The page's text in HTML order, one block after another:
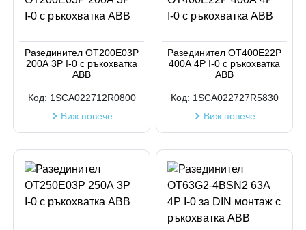
Разединител OT200E03P
200А 3P I-0 с ръкохватка
ABB
Код: 1SCA022712R0800
Виж повече
Разединител OT400E22P
400А 4P I-0 с ръкохватка
ABB
Код: 1SCA022727R5830
Виж повече